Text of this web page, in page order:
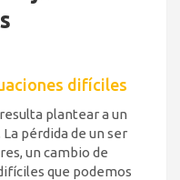
difíciles
plantear a un
pérdida de un ser
un cambio de
que podemos